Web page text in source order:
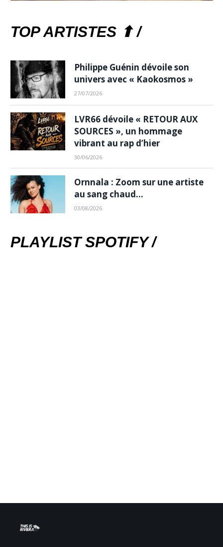
TOP ARTISTES ⬆ /
Philippe Guénin dévoile son
univers avec « Kaokosmos »
27/07/2026
LVR66 dévoile « RETOUR AUX
SOURCES », un hommage
vibrant au rap d’hier
30/06/2026
Ornnala : Zoom sur une artiste
au sang chaud…
03/08/2026
PLAYLIST SPOTIFY /